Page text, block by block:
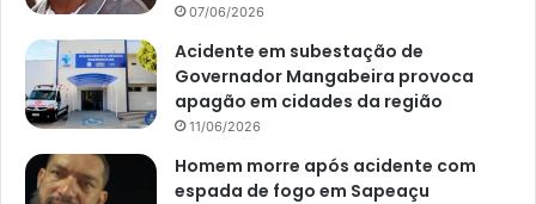
07/06/2026
Acidente em subestação de
Governador Mangabeira provoca
apagão em cidades da região
11/06/2026
Homem morre após acidente com
espada de fogo em Sapeaçu